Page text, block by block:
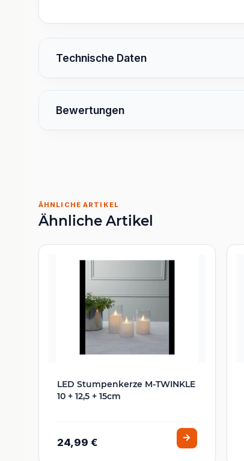
Technische Daten
Bewertungen
ÄHNLICHE ARTIKEL
Ähnliche Artikel
LED Stumpenkerze M-TWINKLE
10 + 12,5 + 15cm
24,99 €